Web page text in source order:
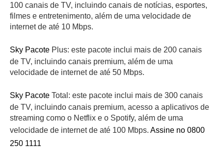
100 canais de TV, incluindo canais de notícias, esportes,
filmes e entretenimento, além de uma velocidade de
internet de até 10 Mbps.
Sky Pacote Plus: este pacote inclui mais de 200 canais
de TV, incluindo canais premium, além de uma
velocidade de internet de até 50 Mbps.
Sky Pacote Total: este pacote inclui mais de 300 canais
de TV, incluindo canais premium, acesso a aplicativos de
streaming como o Netflix e o Spotify, além de uma
velocidade de internet de até 100 Mbps. Assine no 0800
250 1111